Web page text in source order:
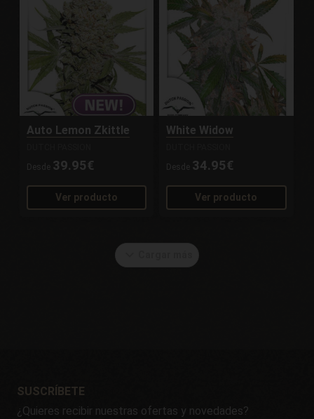
Auto Lemon Zkittle
Desde 39.95€
Ver producto
White Widow
Desde 34.95€
Ver producto
SUSCRÍBETE
¿Quieres recibir nuestras ofertas y novedades?